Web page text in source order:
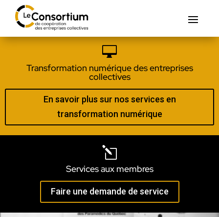

Transformation numérique des entreprises
collectives
En savoir plus sur nos services en
transformation numérique
l
Services aux membres
Faire une demande de service